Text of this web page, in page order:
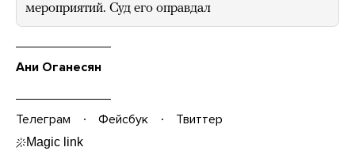
мероприятий. Суд его оправдал
Ани Оганесян
Телеграм Фейсбук Твиттер